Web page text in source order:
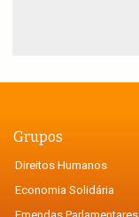
Grupos
Direitos Humanos
Economia Solidária